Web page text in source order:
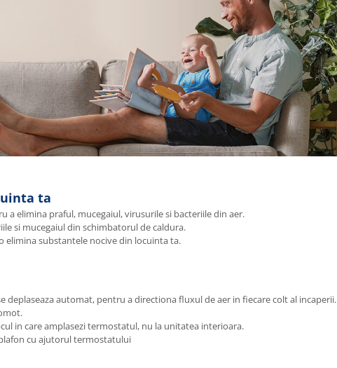
ta
a elimina praful, mucegaiul, virusurile si bacteriile din aer.
si mucegaiul din schimbatorul de caldura.
elimina substantele nocive din locuinta ta.
deplaseaza automat, pentru a directiona fluxul de aer in fiecare colt al incaperii.
in care amplasezi termostatul, nu la unitatea interioara.
cu ajutorul termostatului